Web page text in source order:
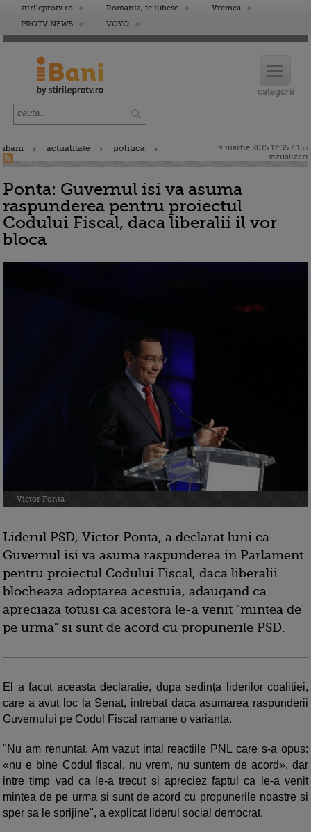
stirileprotv.ro Romania, te iubesc
Vremea
PROTV NEWS
VOYO
ibani actualitate politica
9 martie 2015 17:35 / 155
vizualizari
Ponta: Guvernul isi va asuma
raspunderea pentru proiectul
Codului Fiscal, daca liberalii il vor
bloca
Victor Ponta
Liderul PSD, Victor Ponta, a declarat luni ca
Guvernul isi va asuma raspunderea in Parlament
pentru proiectul Codului Fiscal, daca liberalii
blocheaza adoptarea acestuia, adaugand ca
apreciaza totusi ca acestora le-a venit "mintea de
pe urma" si sunt de acord cu propunerile PSD.
El a facut aceasta declaratie, dupa sedința liderilor coalitiei,
care a avut loc la Senat, intrebat daca asumarea raspunderii
Guvernului pe Codul Fiscal ramane o varianta.
"Nu am renuntat. Am vazut intai reactiile PNL care s-a opus:
«nu e bine Codul fiscal, nu vrem, nu suntem de acord», dar
intre timp vad ca le-a trecut si apreciez faptul ca le-a venit
mintea de pe urma si sunt de acord cu propunerile noastre si
sper sa le sprijine", a explicat liderul social democrat.